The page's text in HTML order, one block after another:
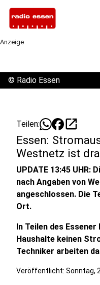
Anzeige
© Radio Essen
Teilen: open_in_new
Essen:
Westnetz ist
UPDATE 13:45 UHR:
nach Angaben von
angeschlossen. Die
Ort.
In Teilen des
Haushalte keinen
Techniker arbeiten
Veröffentlicht: Sonntag,